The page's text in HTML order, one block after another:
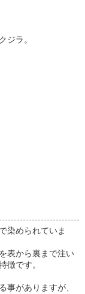
ジラ。
染められていま
表から裏まで注い
徴です。
事がありますが、